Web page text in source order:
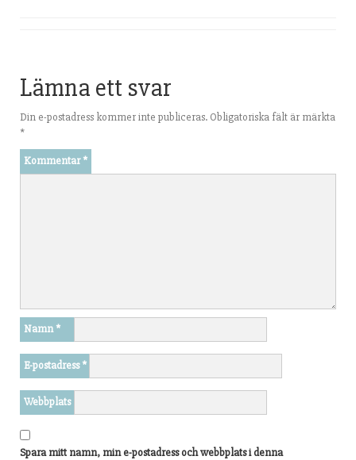
Lämna ett svar
Din e-postadress kommer inte publiceras. Obligatoriska fält är märkta
*
Kommentar*
Namn*
E-postadress*
Webbplats
Spara mitt namn, min e-postadress och webbplats i denna